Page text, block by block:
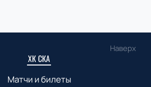
Наверх
ХК СКА
Матчи и билеты